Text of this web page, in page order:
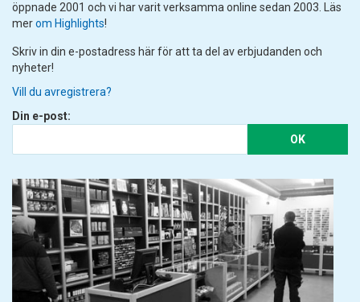
öppnade 2001 och vi har varit verksamma online sedan 2003. Läs
merom Highlights!
Skriv in din e-postadress här för att ta del av erbjudanden och
nyheter!
Vill du avregistrera?
Din e-post:
OK